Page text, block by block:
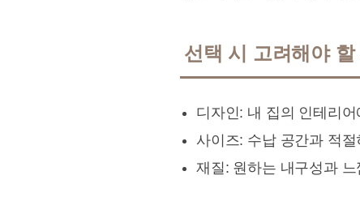
선택 시 고려해야 할
디자인: 내 집의 인테리
사이즈: 수납 공간과 적
재질: 원하는 내구성과